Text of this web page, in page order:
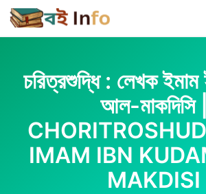
Skip
to
content
চরিত্রশুদ্ধি : লেখক ইমাম
আল-মাকদিসি |
IMAM IBN
MAKDISI